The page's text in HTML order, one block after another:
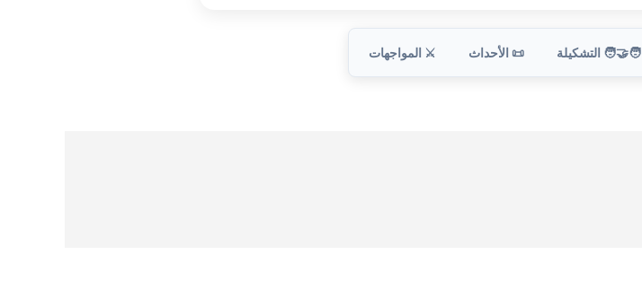
🧑‍🤝‍🧑 التشكيلة 📜 الأحداث ⚔️ المواجهات